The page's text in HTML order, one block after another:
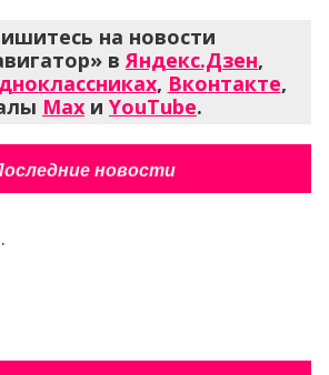
на новости
в Яндекс.Дзен,
, Вконтакте,
Max и YouTube.
новости